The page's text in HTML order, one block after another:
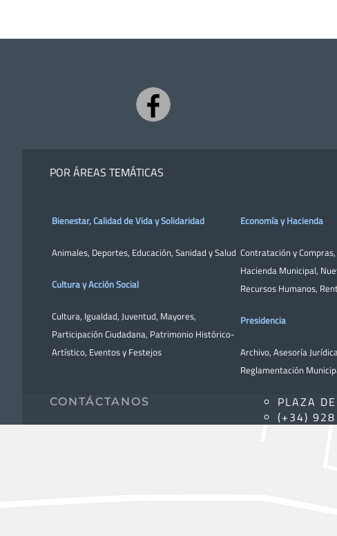
POR ÁREAS TEMÁTICAS
Bienestar, Calidad de Vida y Solidaridad
Animales, Deportes, Educación, Sanidad y Salud
Cultura y Acción Social
Cultura, Igualdad, Juventud, Mayores,
Participación Ciudadana, Patrimonio Histórico-
Artístico, Eventos y Festejos
Economía y Hacienda
Contratación y Compras,
Hacienda Municipal,
Recursos Humanos,
Presidencia
Archivo, Asesoría
Reglamentación
CONTÁCTANOS
PLAZA
(+34)